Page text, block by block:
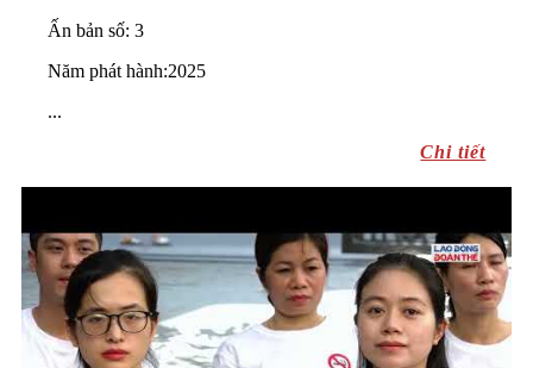
Ấn bản số: 3
Năm phát hành:2025
...
Chi tiết